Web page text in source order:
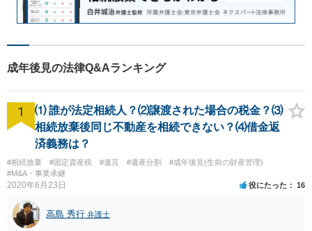
成年後見の法律Q&Aランキング
1
⑴ 誰が法定相続人？⑵譲渡された場合の税金？⑶
相続放棄後同じ不動産を相続できない？⑷借金返
済義務は？
#相続放棄 #固定資産税 #遺言 #遺産分割
#成年後見(生前の財産管理)
#M&A・事業承継
2020年6月23日 役にたった 16
高島 秀行 弁護士